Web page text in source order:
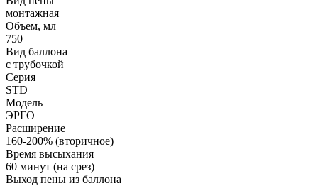
монтажная
Объем, мл
750
Вид баллона
с трубочкой
Серия
STD
Модель
ЭРГО
Расширение
160-200% (вторичное)
Время высыхания
60 минут (на срез)
Выход пены из баллона